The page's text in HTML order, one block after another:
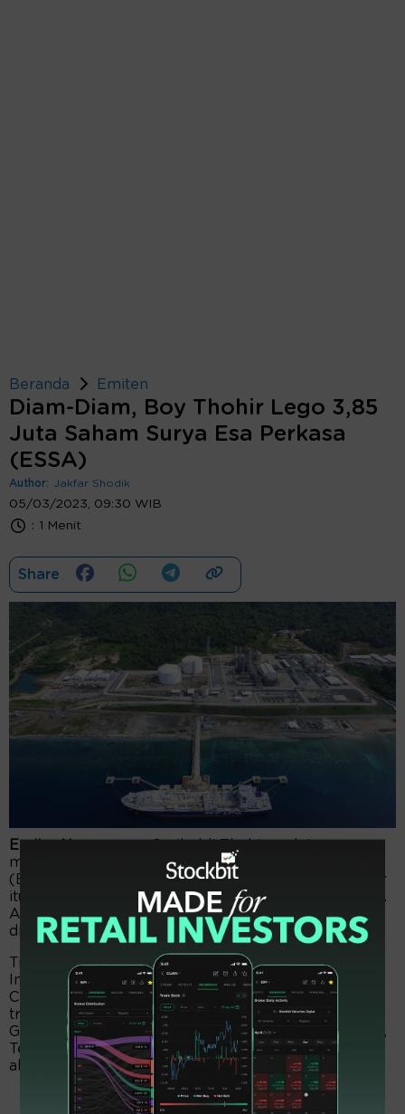
Beranda Emiten
Diam-Diam, Boy Thohir Lego 3,85
Juta Saham Surya Esa Perkasa
(ESSA)
Author: Jakfar Shodik
05/03/2023, 09:30 WIB
: 1 Menit
Share
EmitenNews.com -
mengurangi kepemilikan saham Surya Esa Perkasa
(ESSA). Ya, pria dengan panggilan keren Boy Thohir
itu, melego 3.852.000 helai alias 3,85 juta eksemplar.
Aksi kakak Menteri BUMN Erick Thohir, telah
dilakukan pada Kamis, 2 Maret 2023.
Transaksi penjualan itu, dibantu Trimegah Sekuritas
Indonesia (TRIM), Indo Premier Sekuritas, dan
Ciptadana Sekuritas Asia. Dengan penuntasan
transaksi itu, timbunan saham lelaki beralamat di
Gedung Peluru Blok E/139 RT 002/003, Kebon Baru,
Tebet, Jakarta Selatan tersebut tersisa 6,38 persen
alias 1,09 miliar lembar.